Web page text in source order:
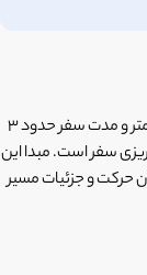
مسیر اتوبوس زنجان به لنگرود با فاصله تقریبی 231 کیلومتر و مدت سفر حدود 3
سفر است. مبدا این
حرکت و جزئیات مسیر